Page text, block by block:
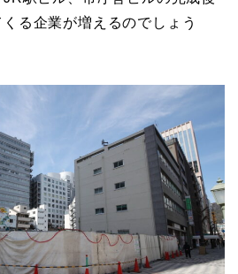
る企業が増えるのでしょう